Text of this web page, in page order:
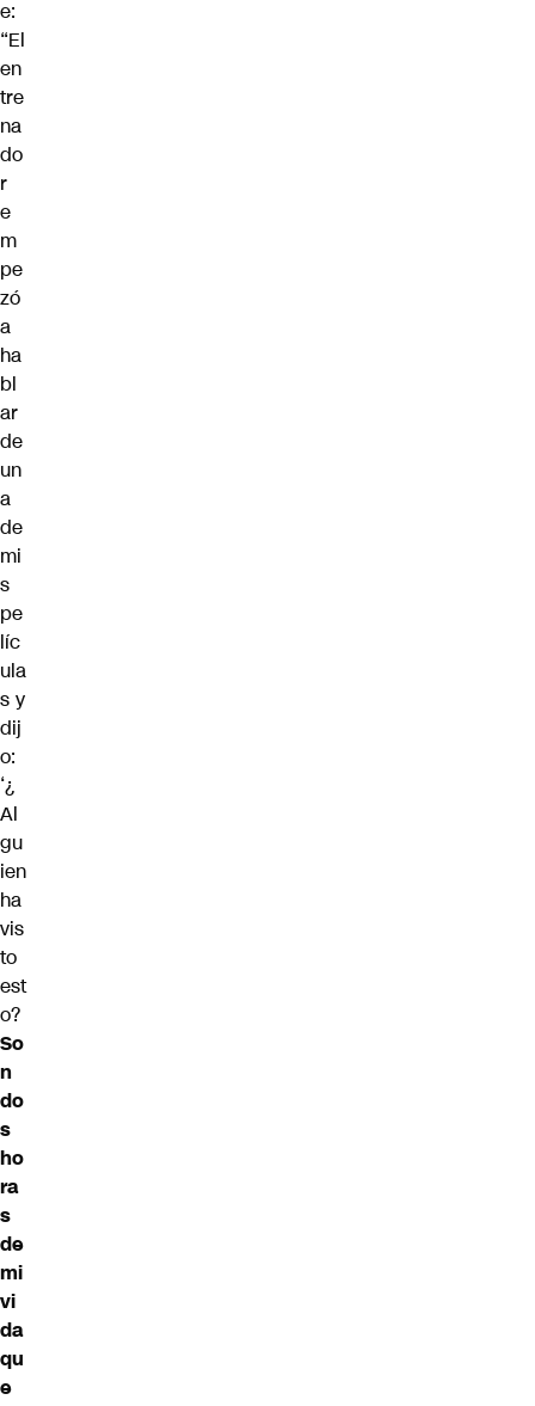
e:
“El
en
tre
na
do
r
e
m
pe
zó
a
ha
bl
ar
de
un
a
de
mi
s
pe
líc
ula
s y
dij
o:
‘¿
Al
gu
ien
ha
vis
to
est
o?
So
n
do
s
ho
ra
s
de
mi
vi
da
qu
e